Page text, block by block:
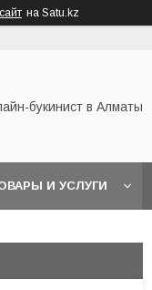
на Satu.kz
букинист в Алматы
И УСЛУГИ